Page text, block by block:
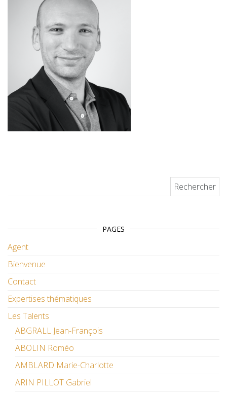
PAGES
Agent
Bienvenue
Contact
Expertises thématiques
Les Talents
ABGRALL Jean-François
ABOLIN Roméo
AMBLARD Marie-Charlotte
ARIN PILLOT Gabriel